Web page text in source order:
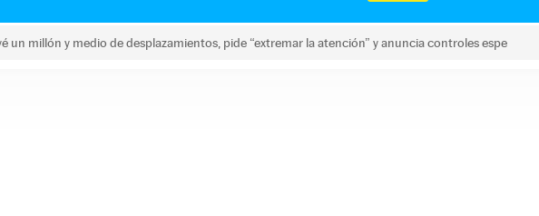
un millón y medio de desplazamientos, pide “extremar la atención” y anuncia controles espe